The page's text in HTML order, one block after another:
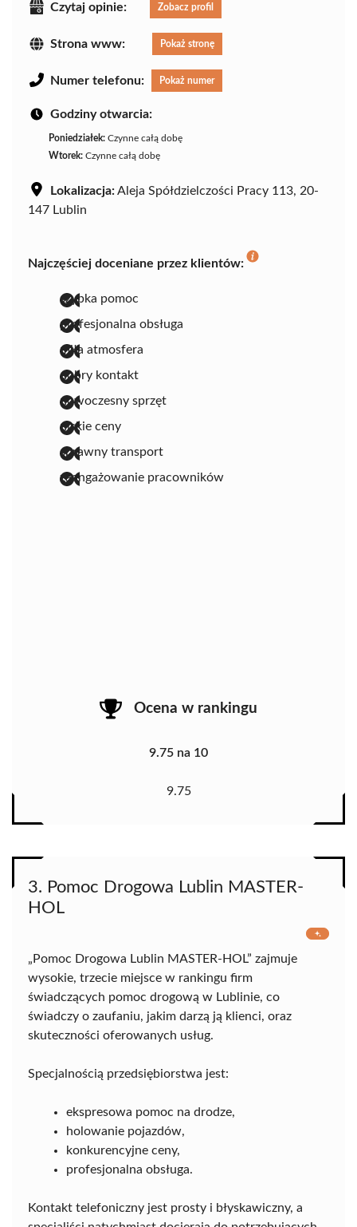
Czytaj opinie: Zobacz profil
Strona www: Pokaż stronę
Numer telefonu: Pokaż numer
Godziny otwarcia:
Poniedziałek: Czynne całą dobę
Wtorek: Czynne całą dobę
Lokalizacja:Aleja Spółdzielczości Pracy 113, 20-
147 Lublin
Najczęściej doceniane przez klientów:
szybka pomoc
profesjonalna obsługa
miła atmosfera
dobry kontakt
nowoczesny sprzęt
niskie ceny
sprawny transport
zaangażowanie pracowników
Ocena w rankingu
9.75 na 10
9.75
3. Pomoc Drogowa Lublin MASTER-
HOL
„Pomoc Drogowa Lublin MASTER-HOL” zajmuje
wysokie, trzecie miejsce w rankingu firm
świadczących pomoc drogową w Lublinie, co
świadczy o zaufaniu, jakim darzą ją klienci, oraz
skuteczności oferowanych usług.
Specjalnością przedsiębiorstwa jest:
ekspresowa pomoc na drodze,
holowanie pojazdów,
konkurencyjne ceny,
profesjonalna obsługa.
Kontakt telefoniczny jest prosty i błyskawiczny, a